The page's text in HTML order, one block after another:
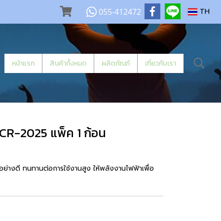
055-412472 TH
หน้าแรก สินค้าทั้งหมด ผลิตภัณฑ์ เกี่ยวกับเรา
2025 แพ็ค 1 ก้อน
งดี ทนทานต่อการใช้งานสูง ให้พลังงานไฟฟ้าเพื่อ